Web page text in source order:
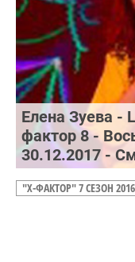
Елена Зуева -
фактор 8 -
30.12.2017 -
"Х-ФАКТОР" 7 СЕЗОН 2016